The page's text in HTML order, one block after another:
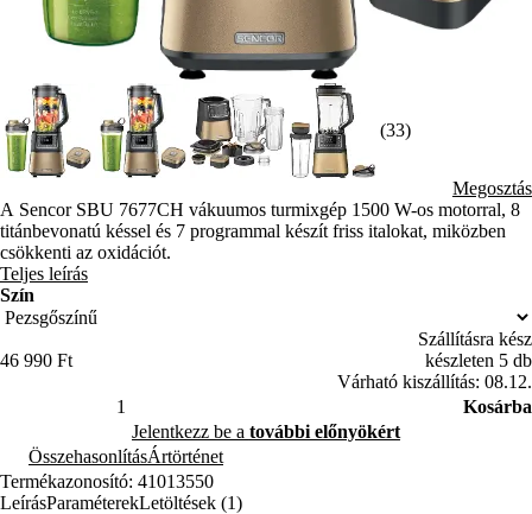
(33)
Megosztás
A Sencor SBU 7677CH vákuumos turmixgép 1500 W-os motorral, 8
titánbevonatú késsel és 7 programmal készít friss italokat, miközben
csökkenti az oxidációt.
Teljes leírás
Szín
46 990 Ft
Szállításra kész
készleten 5 db
Várható kiszállítás: 08.12.
Kosárba
Jelentkezz be a további előnyökért
ÖsszehasonlításÁrtörténet
Termékazonosító: 41013550
LeírásParaméterekLetöltések (1)